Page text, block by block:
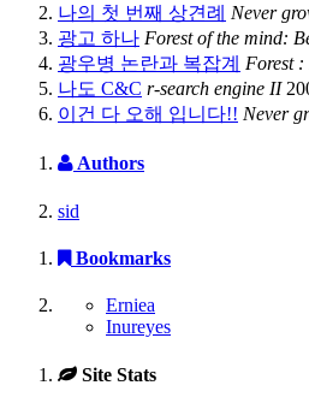
나의 첫 번째 상견례 Never
광고 하나 Forest of the mind:
광우병 논란과 복잡계 Forest :
나도 C&C r-search engine II
이건 다 오해 입니다!! Never
Authors
sid
Bookmarks
Erniea
Inureyes
Site Stats